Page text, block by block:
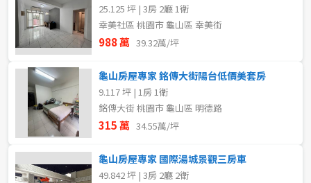
25.125 坪 | 3房 2廳 1衛
幸美社區 桃園市 龜山區 幸美街
988 萬 39.32萬/坪
龜山房屋專家 銘傳大街陽台低價美套房
9.117 坪 | 1房 1衛
銘傳大街 桃園市 龜山區 明德路
315 萬 34.55萬/坪
龜山房屋專家 國際湯城景觀三房車
49.842 坪 | 3房 2廳 2衛